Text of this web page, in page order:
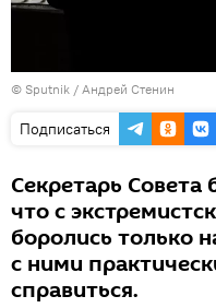
© Sputnik / Андрей Стенин
Подписаться
Секретарь Совета
что с
боролись только
с ними
справиться.